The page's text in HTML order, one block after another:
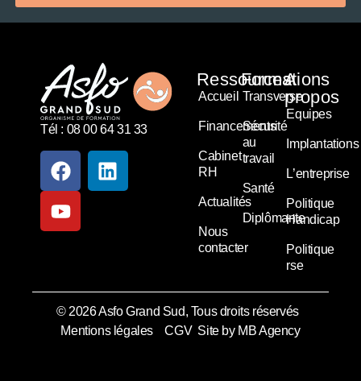
Tél : 08 00 64 31 33
Ressources
Accueil
Financements
Cabinet
RH
Actualités
Nous
contacter
Formations
Transverse
Sécurité
au
travail
Santé
Diplômante
A
propos
Equipes
Implantations
L’entreprise
Politique
Handicap
Politique
rse
© 2026 Asfo Grand Sud, Tous droits réservés
Mentions légales
CGV Site by MB Agency